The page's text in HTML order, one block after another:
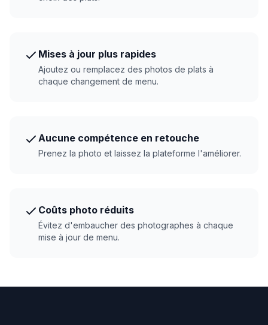
Mises à jour plus rapides
Ajoutez ou remplacez des photos de plats à
chaque changement de menu.
Aucune compétence en retouche
Prenez la photo et laissez la plateforme l'améliorer.
Coûts photo réduits
Évitez d'embaucher des photographes à chaque
mise à jour de menu.